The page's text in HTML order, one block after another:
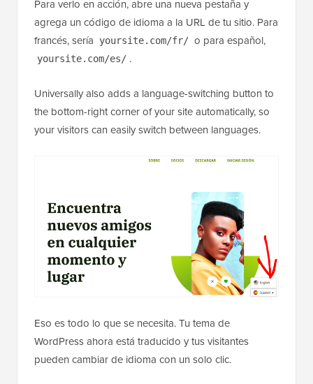
Para verlo en acción, abre una nueva pestaña y
agrega un código de idioma a la URL de tu sitio. Para
francés, sería
yoursite.com/fr/ o para español,
yoursite.com/es/ .
Universally also adds a language-switching button to
the bottom-right corner of your site automatically, so
your visitors can easily switch between languages.
Eso es todo lo que se necesita. Tu tema de
WordPress ahora está traducido y tus visitantes
pueden cambiar de idioma con un solo clic.